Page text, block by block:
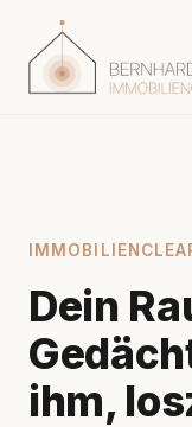
Dein
ihm,